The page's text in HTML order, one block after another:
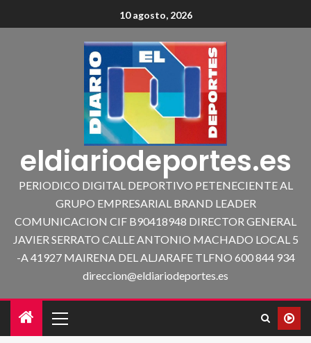
10 agosto, 2026
eldiariodeportes.es
PERIODICO DIGITAL DEPORTIVO PETENECIENTE AL
GRUPO EMPRESARIAL BRAND LEADER
COMUNICACION CIF B90418948 DIRECTOR GENERAL
JAVIER SERRATO CALLE ANTONIO MACHADO LOCAL 5
-A 41927 MAIRENA DEL ALJARAFE TLFNO 600 844 934
direccion@eldiariodeportes.es